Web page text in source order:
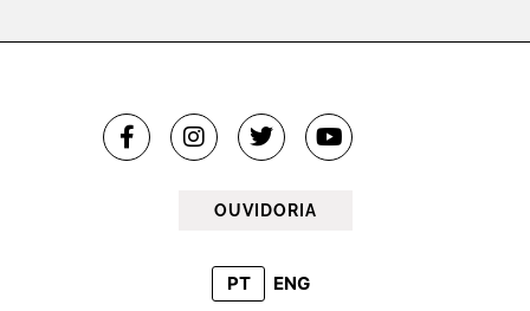
OUVIDORIA
PT ENG